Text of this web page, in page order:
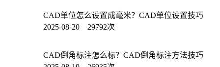
CAD单位怎么设置成毫米？CAD单位设置技巧
2025-08-20 29792次
CAD倒角标注怎么标？CAD倒角标注方法技巧